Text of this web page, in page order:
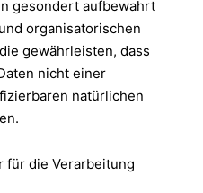
gesondert aufbewahrt
organisatorischen
gewährleisten, dass
nicht einer
natürlichen
die Verarbeitung